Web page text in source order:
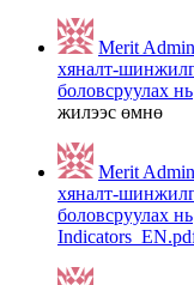
Merit Admin
хяналт-
боловсруулах нь
жилээс өмнө
Merit Admin
хяналт-
боловсруулах нь